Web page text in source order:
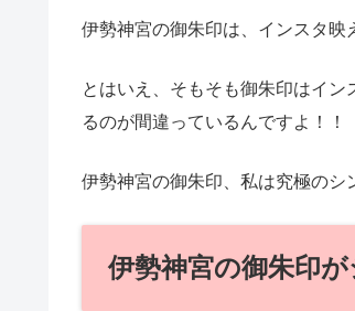
伊勢神宮の御朱印は、インスタ映
とはいえ、そもそも御朱印はイ
るのが間違っているんですよ！！
伊勢神宮の御朱印、私は究極のシ
伊勢神宮の御朱印